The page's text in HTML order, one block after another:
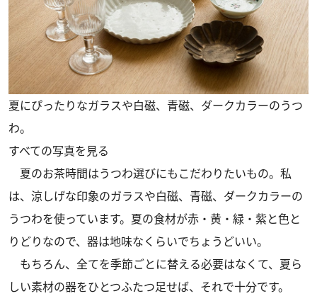
夏にぴったりなガラスや白磁、青磁、ダークカラーのうつ
わ。
すべての写真を見る
夏のお茶時間はうつわ選びにもこだわりたいもの。私
は、涼しげな印象のガラスや白磁、青磁、ダークカラーの
うつわを使っています。夏の食材が赤・黄・緑・紫と色と
りどりなので、器は地味なくらいでちょうどいい。
もちろん、全てを季節ごとに替える必要はなくて、夏ら
しい素材の器をひとつふたつ足せば、それで十分です。